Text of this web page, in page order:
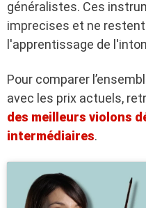
généralistes. Ces
imprecises et ne
l'apprentissage de
Pour comparer
avec les prix actuels,
des meilleurs violons
intermédiaires.